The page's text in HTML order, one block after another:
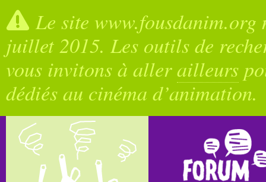
Le site
juillet 2015. Les outils de
vous invitons à allerailleurs
dédiés au cinéma d’animation.